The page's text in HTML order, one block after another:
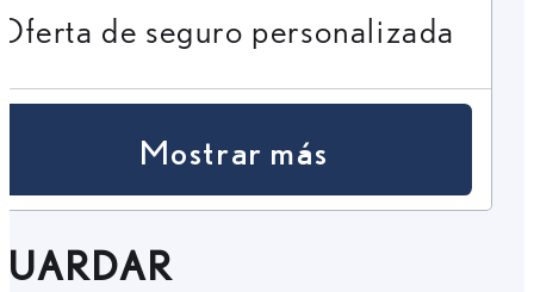
de seguro personalizada
Mostrar más